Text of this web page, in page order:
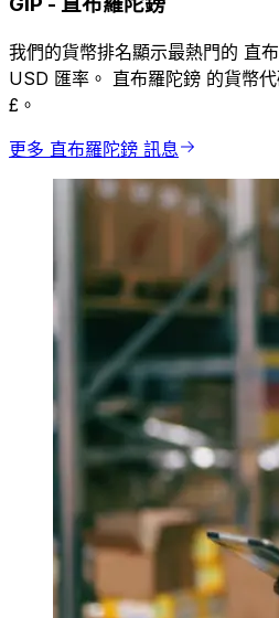
我們的貨幣排名顯示最熱門的 直
USD 匯率。 直布羅陀鎊 的貨幣
£。
更多 直布羅陀鎊 訊息